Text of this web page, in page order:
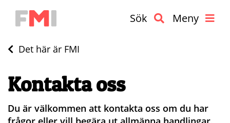
Sök Meny
Det här är FMI
Kontakta oss
Du är välkommen att kontakta oss om du har